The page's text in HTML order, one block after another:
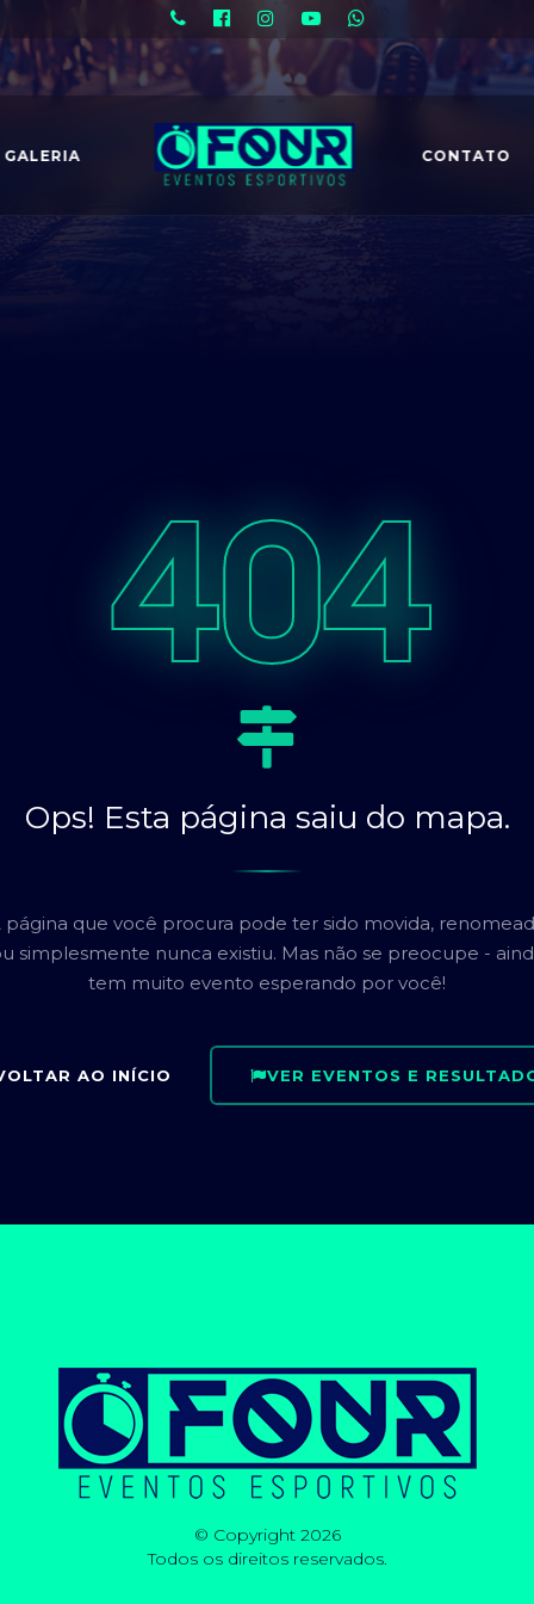
GALERIA CONTATO
404
Ops! Esta página saiu do mapa.
página que você procura pode ter sido movida,
simplesmente nunca existiu. Mas não se preocupe -
tem muito evento esperando por você!
AO INÍCIO VER EVENTOS E
© Copyright 2026
Todos os direitos reservados.